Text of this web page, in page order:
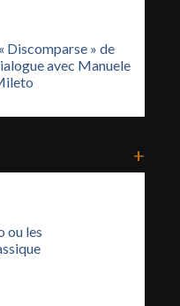
Discomparse » de
avec Manuele
+
ou les